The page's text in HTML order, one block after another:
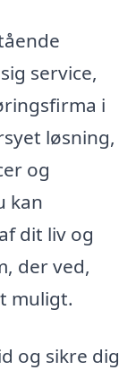
service,
i
løsning,
og
kan
dit liv og
der ved,
muligt.
og sikre dig